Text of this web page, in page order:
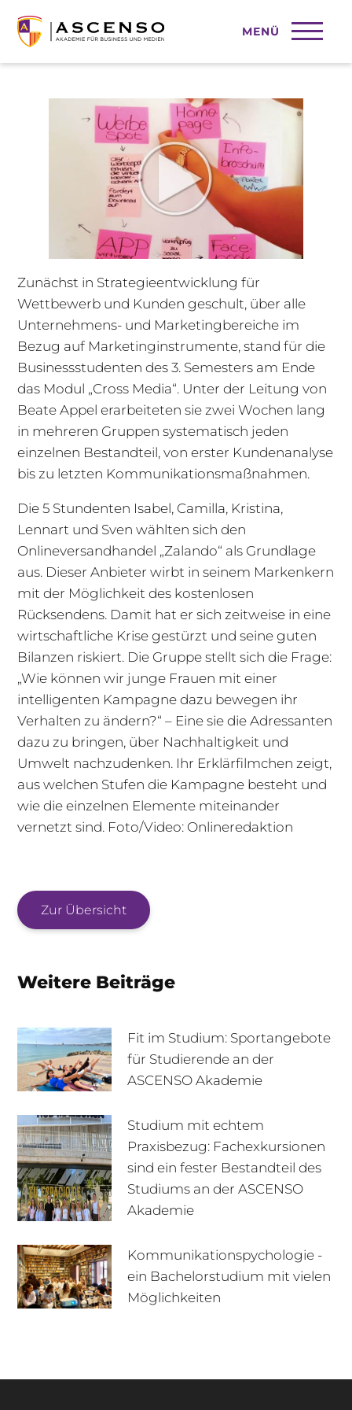
MENÜ
+49 170 222 77 66 Infotage
Schrei vor Glück!
Zunächst in Strategieentwicklung für
Wettbewerb und Kunden geschult, über alle
Unternehmens- und Marketingbereiche im
Bezug auf Marketinginstrumente, stand für die
Businessstudenten des 3. Semesters am Ende
das Modul „Cross Media“. Unter der Leitung von
Beate Appel erarbeiteten sie zwei Wochen lang
in mehreren Gruppen systematisch jeden
einzelnen Bestandteil, von erster Kundenanalyse
bis zu letzten Kommunikationsmaßnahmen.
Die 5 Stundenten Isabel, Camilla, Kristina,
Lennart und Sven wählten sich den
Onlineversandhandel „Zalando“ als Grundlage
aus. Dieser Anbieter wirbt in seinem Markenkern
mit der Möglichkeit des kostenlosen
Rücksendens. Damit hat er sich zeitweise in eine
wirtschaftliche Krise gestürzt und seine guten
Bilanzen riskiert. Die Gruppe stellt sich die Frage:
„Wie können wir junge Frauen mit einer
intelligenten Kampagne dazu bewegen ihr
Verhalten zu ändern?“ – Eine sie die Adressanten
dazu zu bringen, über Nachhaltigkeit und
Umwelt nachzudenken. Ihr Erklärfilmchen zeigt,
aus welchen Stufen die Kampagne besteht und
wie die einzelnen Elemente miteinander
vernetzt sind. Foto/Video: Onlineredaktion
Zur Übersicht
Weitere Beiträge
Fit im Studium: Sportangebote
für Studierende an der
ASCENSO Akademie
Studium mit echtem
Praxisbezug: Fachexkursionen
sind ein fester Bestandteil des
Studiums an der ASCENSO
Akademie
Kommunikationspychologie -
ein Bachelorstudium mit vielen
Möglichkeiten